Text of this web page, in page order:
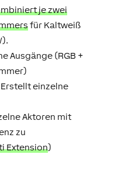
je zwei
für Kaltweiß
Ausgänge (RGB +
einzelne
Aktoren mit
zu
Extension)